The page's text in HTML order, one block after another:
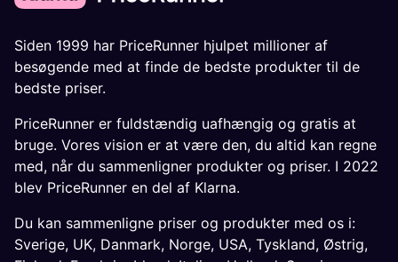
Siden 1999 har PriceRunner hjulpet millioner af
besøgende med at finde de bedste produkter til de
bedste priser.
PriceRunner er fuldstændig uafhængig og gratis at
bruge. Vores vision er at være den, du altid kan regne
med, når du sammenligner produkter og priser. I 2022
blev PriceRunner en del af Klarna.
Du kan sammenligne priser og produkter med os i:
Sverige, UK, Danmark, Norge, USA, Tyskland, Østrig,